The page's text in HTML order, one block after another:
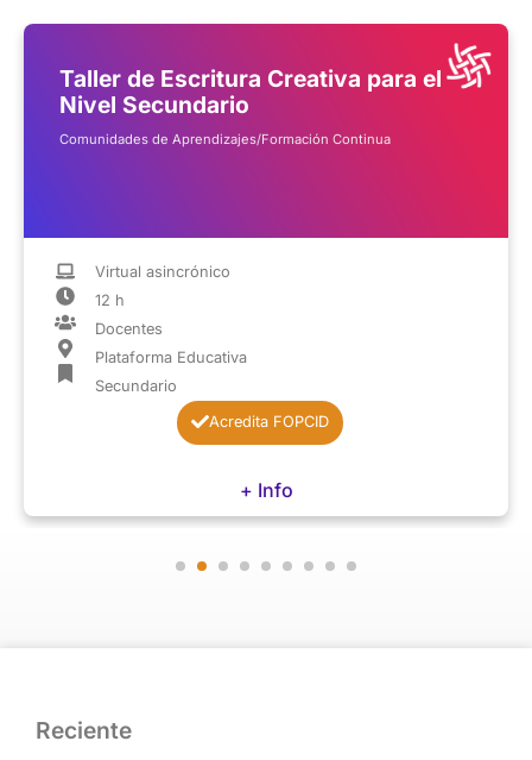
Taller de Escritura Creativa para el
Nivel Secundario
Comunidades de Aprendizajes/Formación Continua
Virtual asincrónico
12 h
Docentes
Plataforma Educativa
Secundario
Acredita FOPCID
+ Info
Reciente